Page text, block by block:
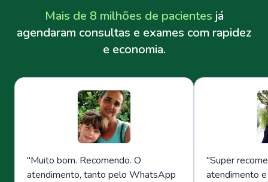
Mais de 8 milhões de pacientes já
agendaram consultas e exames com rapidez
e economia.
"Muito bom. Recomendo. O
atendimento, tanto pelo WhatsApp
"Super
atendimento